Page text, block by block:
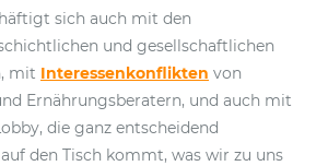
sich auch mit den
und gesellschaftlichen
mit Interessenkonflikten von
Ernährungsberatern, und auch mit
die ganz entscheidend
den Tisch kommt, was wir zu uns